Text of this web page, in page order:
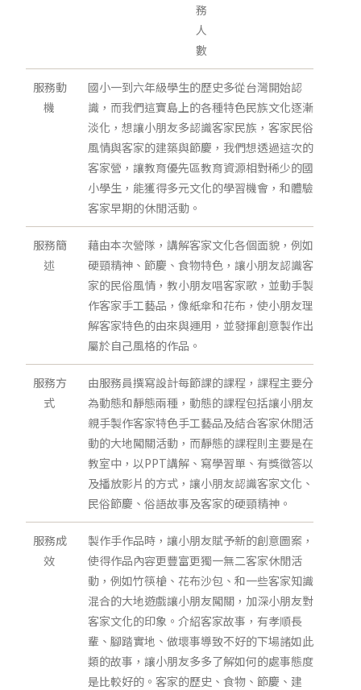
務
人
數
服務動
機
國小一到六年級學生的歷史多從台灣開始認
識，而我們這寶島上的各種特色民族文化逐漸
淡化，想讓小朋友多認識客家民族，客家民俗
風情與客家的建築與節慶，我們想透過這次的
客家營，讓教育優先區教育資源相對稀少的國
小學生，能獲得多元文化的學習機會，和體驗
客家早期的休閒活動。
服務簡
述
藉由本次營隊，講解客家文化各個面貌，例如
硬頸精神、節慶、食物特色，讓小朋友認識客
家的民俗風情，教小朋友唱客家歌，並動手製
作客家手工藝品，像紙傘和花布，使小朋友理
解客家特色的由來與運用，並發揮創意製作出
屬於自己風格的作品。
服務方
式
由服務員撰寫設計每節課的課程，課程主要分
為動態和靜態兩種，動態的課程包括讓小朋友
親手製作客家特色手工藝品及結合客家休閒活
動的大地闖關活動，而靜態的課程則主要是在
教室中，以PPT講解、寫學習單、有獎徵答以
及播放影片的方式，讓小朋友認識客家文化、
民俗節慶、俗語故事及客家的硬頸精神。
服務成
效
製作手作品時，讓小朋友賦予新的創意圖案，
使得作品內容更豐富更獨一無二客家休閒活
動，例如竹筷槍、花布沙包、和一些客家知識
混合的大地遊戲讓小朋友闖關，加深小朋友對
客家文化的印象。介紹客家故事，有孝順長
輩、腳踏實地、做壞事導致不好的下場諸如此
類的故事，讓小朋友多多了解如何的處事態度
是比較好的。客家的歷史、食物、節慶、建